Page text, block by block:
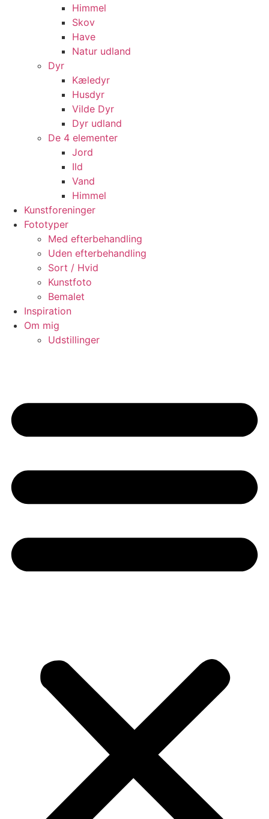
Himmel
Skov
Have
Natur udland
Dyr
Kæledyr
Husdyr
Vilde Dyr
Dyr udland
De 4 elementer
Jord
Ild
Vand
Himmel
Kunstforeninger
Fototyper
Med efterbehandling
Uden efterbehandling
Sort / Hvid
Kunstfoto
Bemalet
Inspiration
Om mig
Udstillinger